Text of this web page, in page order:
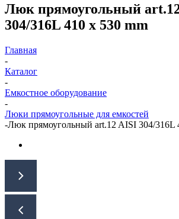
Люк прямоугольный
304/316L 410 x 530 mm
Главная
-
Каталог
-
Емкостное оборудование
-
Люки прямоугольные для емкостей
-Люк прямоугольный art.12 AISI 304/316L